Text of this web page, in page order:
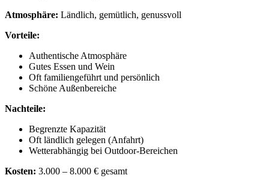
Atmosphäre: Ländlich, gemütlich, genussvoll
Vorteile:
Authentische Atmosphäre
Gutes Essen und Wein
Oft familiengeführt und persönlich
Schöne Außenbereiche
Nachteile:
Begrenzte Kapazität
Oft ländlich gelegen (Anfahrt)
Wetterabhängig bei Outdoor-Bereichen
Kosten: 3.000 – 8.000 € gesamt